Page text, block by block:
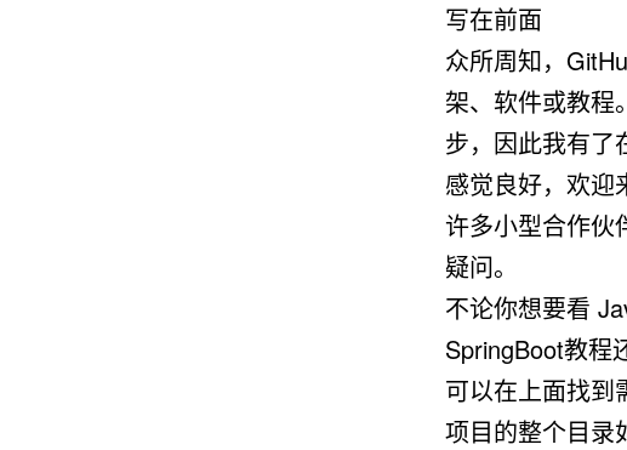
写在前面
众所周知，
架、软件或教程
步，因此我有了
感觉良好，欢迎
许多小型合作伙
疑问。
不论你想要看
SpringBoot教程
可以在上面找到
项目的整个目录